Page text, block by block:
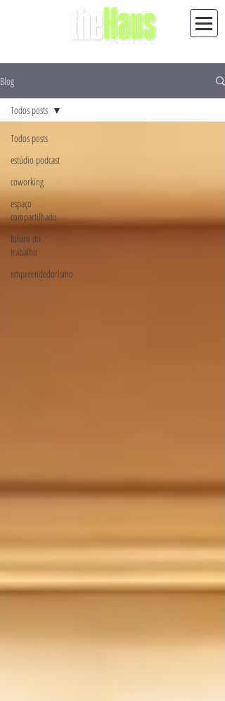
Blog
Todos posts
estúdio podcast
coworking
espaço
compartilhado
futuro do
trabalho
empreendedorismo
Todos posts